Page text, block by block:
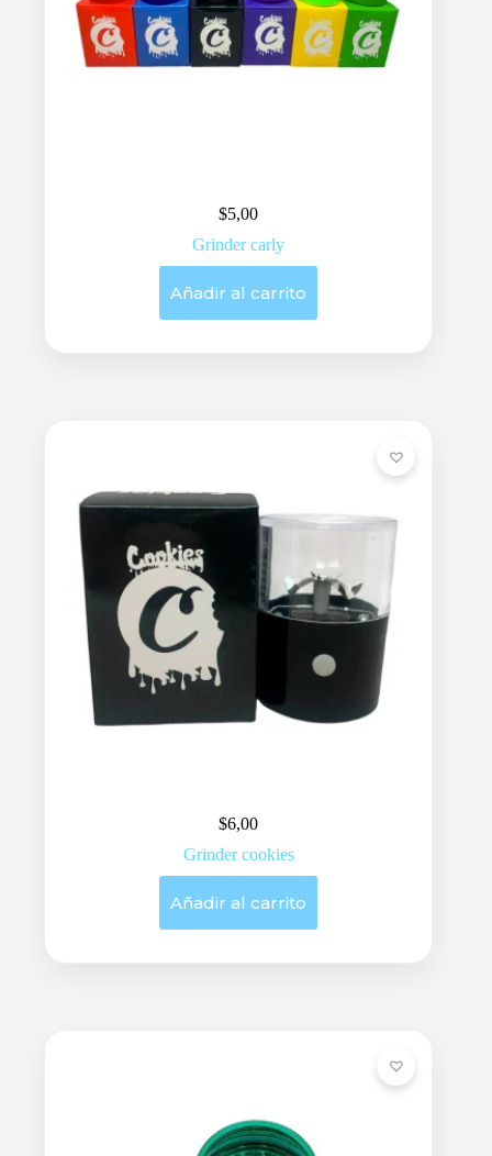
$5,00
Grinder carly
Añadir al carrito
$6,00
Grinder cookies
Añadir al carrito